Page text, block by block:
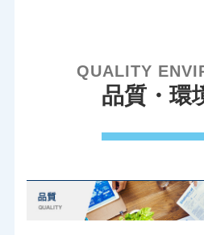
QUALITY
品質・環